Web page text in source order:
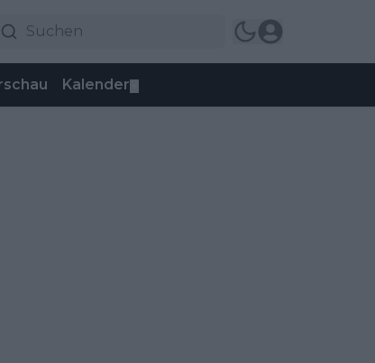
Kalender